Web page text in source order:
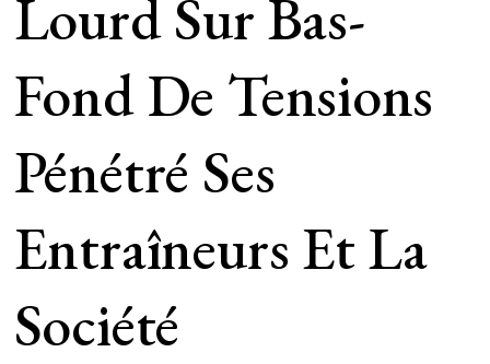
Lourd Sur Bas-
Fond De Tensions
Pénétré Ses
Entraîneurs Et La
Société